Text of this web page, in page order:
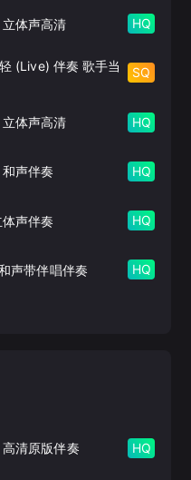
体声高清 HQ
(Live) 伴奏 歌手当
SQ
体声高清 HQ
声伴奏 HQ
声伴奏 HQ
声带伴唱伴奏 HQ
清原版伴奏 HQ